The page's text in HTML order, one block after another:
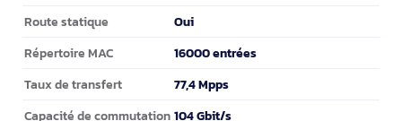
Route statique Oui
Répertoire MAC 16000 entrées
Taux de transfert 77,4 Mpps
Capacité de commutation 104 Gbit/s